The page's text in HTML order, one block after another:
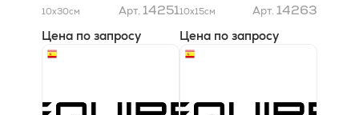
10x30см Арт. 14251
Цена по запросу
10x15см Арт. 14263
Цена по запросу